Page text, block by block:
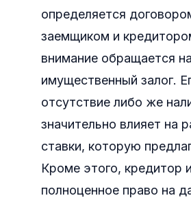
определяется
заемщиком и
внимание обращается на
имущественный залог.
отсутствие либо же
значительно влияет на
ставки, которую
Кроме этого, кредитор
полноценное право на